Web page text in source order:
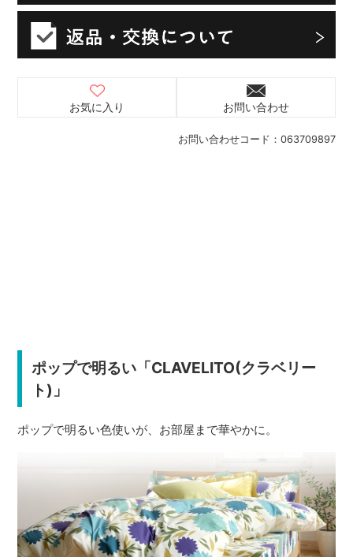
お問い合わせコード： 063709897
お気に入り お問い合わせ
ポップで明るい「CLAVELITO(クラベリー
ト)」
ポップで明るい色使いが、お部屋まで華やかに。